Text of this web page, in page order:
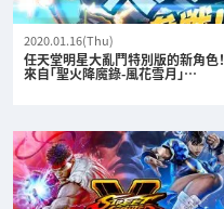
2020.01.16(Thu)
任天堂明星大亂鬥特別版的新角色！
來自「聖火降魔錄-風花雪月」…